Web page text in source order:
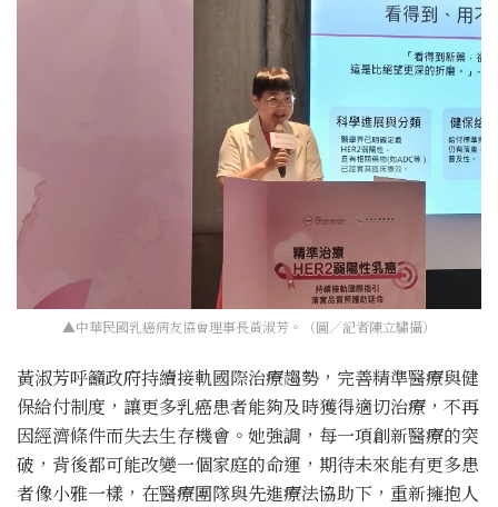
▲中華民國乳癌病友協會理事長黃淑芳。（圖／記者陳立驌攝）
黃淑芳呼籲政府持續接軌國際治療趨勢，完善精準醫療與健
保給付制度，讓更多乳癌患者能夠及時獲得適切治療，不再
因經濟條件而失去生存機會。她強調，每一項創新醫療的突
破，背後都可能改變一個家庭的命運，期待未來能有更多患
者像小雅一樣，在醫療團隊與先進療法協助下，重新擁抱人